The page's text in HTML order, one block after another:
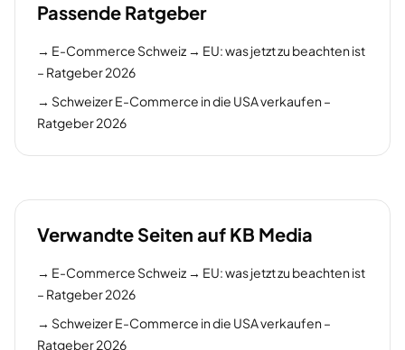
Passende Ratgeber
→ E-Commerce Schweiz → EU: was jetzt zu beachten ist
– Ratgeber 2026
→ Schweizer E-Commerce in die USA verkaufen –
Ratgeber 2026
Verwandte Seiten auf KB Media
→ E-Commerce Schweiz → EU: was jetzt zu beachten ist
– Ratgeber 2026
→ Schweizer E-Commerce in die USA verkaufen –
Ratgeber 2026